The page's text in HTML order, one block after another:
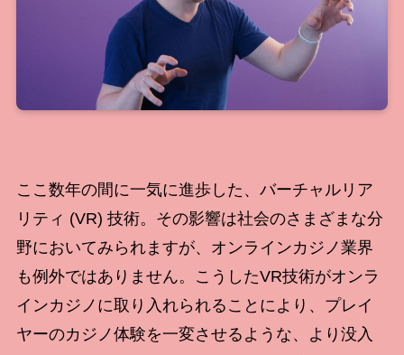
ここ数年の間に一気に進歩した、バーチャルリア
リティ (VR) 技術。その影響は社会のさまざまな分
野においてみられますが、オンラインカジノ業界
も例外ではありません。こうしたVR技術がオンラ
インカジノに取り入れられることにより、プレイ
ヤーのカジノ体験を一変させるような、より没入